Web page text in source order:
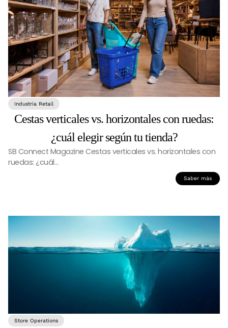
Industria Retail
Cestas verticales vs. horizontales con ruedas:
¿cuál elegir según tu tienda?
SB Connect Magazine Cestas verticales vs. horizontales con
ruedas: ¿cuál…
Saber más
Store Operations